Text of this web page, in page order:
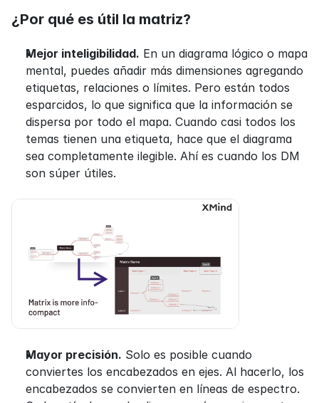
¿Por qué es útil la matriz?
Mejor inteligibilidad. En un diagrama lógico o mapa
mental, puedes añadir más dimensiones agregando
etiquetas, relaciones o límites. Pero están todos
esparcidos, lo que significa que la información se
dispersa por todo el mapa. Cuando casi todos los
temas tienen una etiqueta, hace que el diagrama
sea completamente ilegible. Ahí es cuando los DM
son súper útiles.
Mayor precisión. Solo es posible cuando
conviertes los encabezados en ejes. Al hacerlo, los
encabezados se convierten en líneas de espectro.